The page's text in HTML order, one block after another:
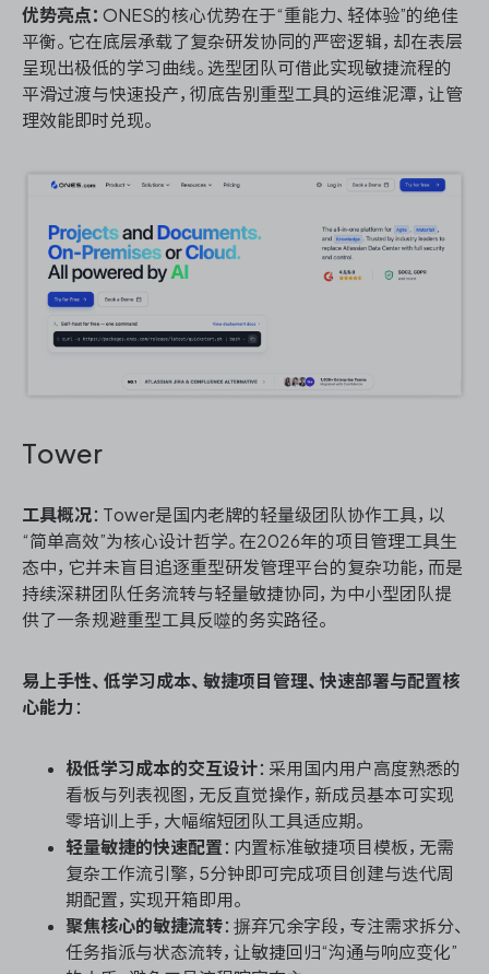
优势亮点： ONES的核心优势在于“重能力、轻体验”的绝佳
平衡。它在底层承载了复杂研发协同的严密逻辑，却在表层
呈现出极低的学习曲线。选型团队可借此实现敏捷流程的
平滑过渡与快速投产，彻底告别重型工具的运维泥潭，让管
理效能即时兑现。
Tower
工具概况：Tower是国内老牌的轻量级团队协作工具，以
“简单高效”为核心设计哲学。在2026年的项目管理工具生
态中，它并未盲目追逐重型研发管理平台的复杂功能，而是
持续深耕团队任务流转与轻量敏捷协同，为中小型团队提
供了一条规避重型工具反噬的务实路径。
易上手性、低学习成本、敏捷项目管理、快速部署与配置核
心能力 ：
极低学习成本的交互设计：采用国内用户高度熟悉的
看板与列表视图，无反直觉操作，新成员基本可实现
零培训上手，大幅缩短团队工具适应期。
轻量敏捷的快速配置 ：内置标准敏捷项目模板，无需
复杂工作流引擎，5分钟即可完成项目创建与迭代周
期配置，实现开箱即用。
聚焦核心的敏捷流转：摒弃冗余字段，专注需求拆分、
任务指派与状态流转，让敏捷回归“沟通与响应变化”